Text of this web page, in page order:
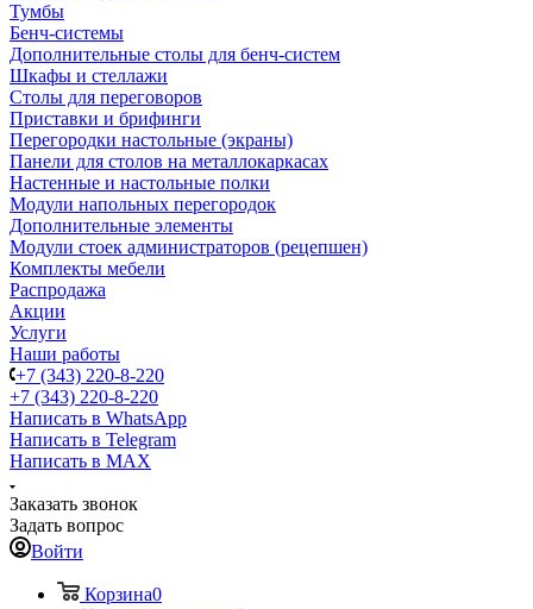
Тумбы
Бенч-системы
Дополнительные столы для бенч-систем
Шкафы и стеллажи
Столы для переговоров
Приставки и брифинги
Перегородки настольные (экраны)
Панели для столов на металлокаркасах
Настенные и настольные полки
Модули напольных перегородок
Дополнительные элементы
Модули стоек администраторов (рецепшен)
Комплекты мебели
Распродажа
Акции
Услуги
Наши работы
+7 (343) 220-8-220
+7 (343) 220-8-220
Написать в WhatsApp
Написать в Telegram
Написать в MAX
Заказать звонок
Задать вопрос
Войти
Корзина0